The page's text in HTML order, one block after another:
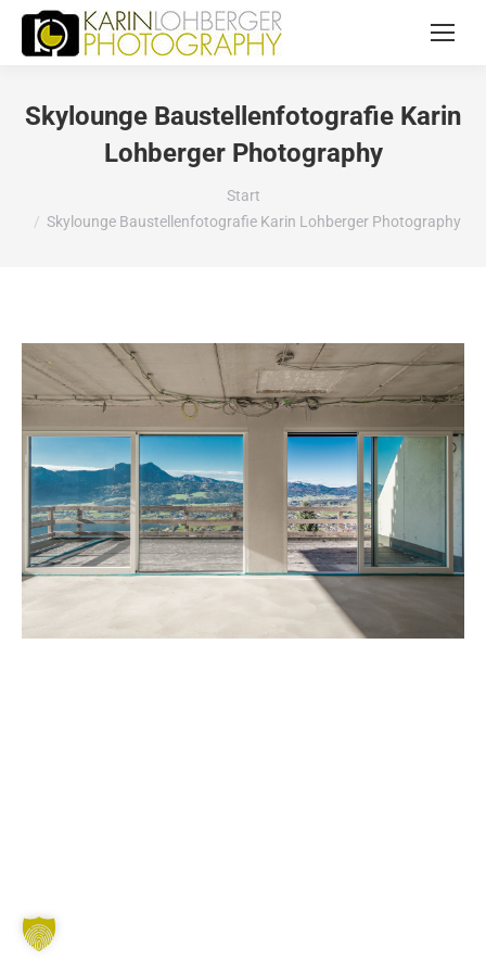
Skylounge Baustellenfotografie Karin
Lohberger Photography
Start
Skylounge Baustellenfotografie Karin Lohberger Photography